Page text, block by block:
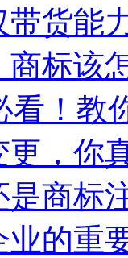
货能
标该
看！教
，你
商标
业的重